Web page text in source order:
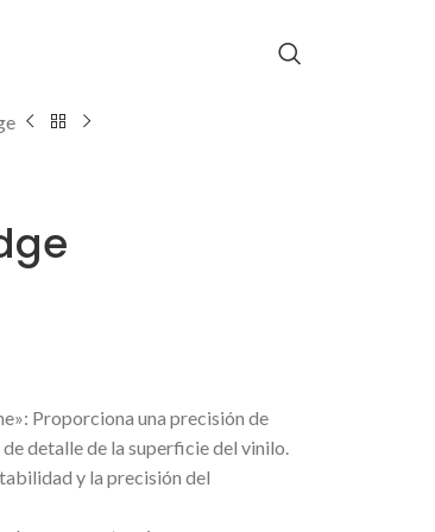
Proporciona una precisión de
detalle de la superficie del vinilo.
y la precisión del